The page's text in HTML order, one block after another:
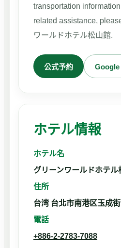
transportation
related assistance,
ワールドホテル松山館.
公式予約 Google
ホテル情報
ホテル名
グリーンワールドホテル
住所
台湾 台北市南港区玉成
電話
+886-2-2783-7088